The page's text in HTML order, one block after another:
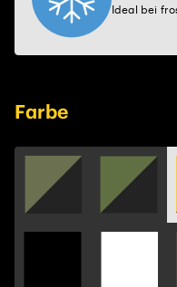
Ideal bei
Farbe